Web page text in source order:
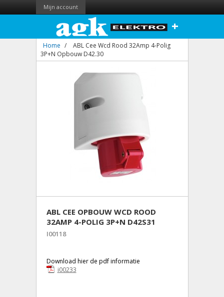
Mijn account
+
Home /
ABL Cee Wcd Rood 32Amp 4-Polig
3P+N Opbouw D42.30
ABL CEE OPBOUW WCD ROOD
32AMP 4-POLIG 3P+N D42S31
I00118
Download hier de pdf informatie
i00233